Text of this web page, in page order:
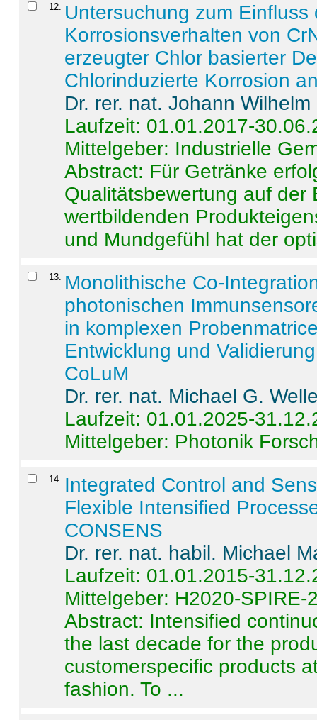
12
Untersuchung zum
Korrosionsverhalten von
erzeugter Chlor basierter
Chlorinduzierte Korrosion
Dr. rer. nat. Johann
Laufzeit: 01.01.2017-
Mittelgeber: Industrielle
Abstract: Für Getränke
Qualitätsbewertung auf der
wertbildenden
und Mundgefühl hat der
13
Monolithische Co-
photonischen
in komplexen
Entwicklung und
CoLuM
Dr. rer. nat. Michael G.
Laufzeit: 01.01.2025-
Mittelgeber: Photonik
14
Integrated Control and
Flexible Intensified
CONSENS
Dr. rer. nat. habil. Michael
Laufzeit: 01.01.2015-
Mittelgeber: H2020-SPIRE-
Abstract: Intensified
the last decade for the
customerspecific products
fashion. To ...